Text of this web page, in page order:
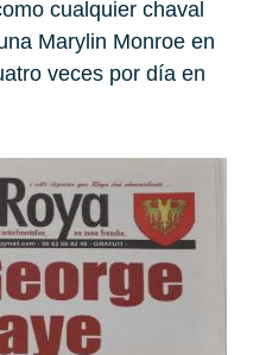
cualquier chaval
Marylin Monroe en
veces por día en